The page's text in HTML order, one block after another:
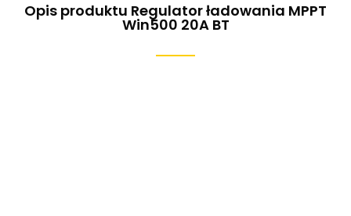
Opis produktu Regulator ładowania MPPT
Win500 20A BT